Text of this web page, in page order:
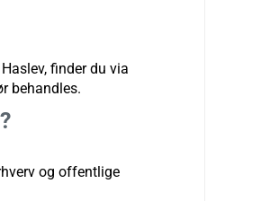
finder du via
behandles.
og offentlige